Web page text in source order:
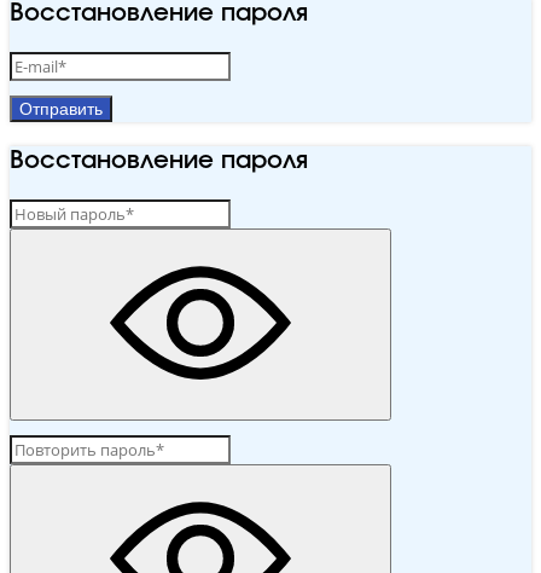
Восстановление пароля
Отправить
Восстановление пароля